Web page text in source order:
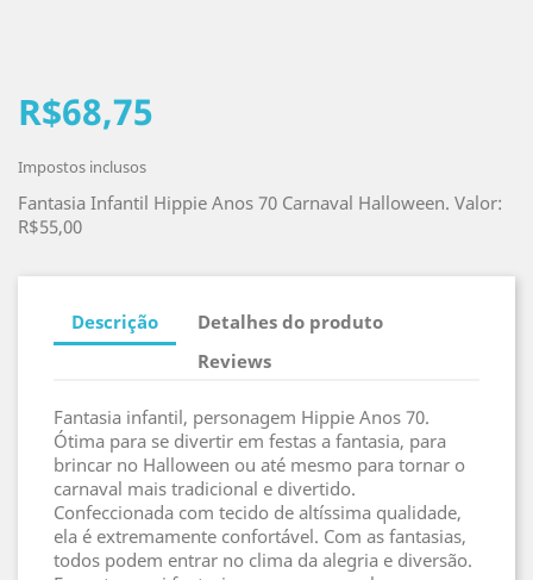
R$68,75
Impostos inclusos
Fantasia Infantil Hippie Anos 70 Carnaval Halloween. Valor:
R$55,00
Descrição
Detalhes do produto
Reviews
Fantasia infantil, personagem Hippie Anos 70.
Ótima para se divertir em festas a fantasia, para
brincar no Halloween ou até mesmo para tornar o
carnaval mais tradicional e divertido.
Confeccionada com tecido de altíssima qualidade,
ela é extremamente confortável. Com as fantasias,
todos podem entrar no clima da alegria e diversão.